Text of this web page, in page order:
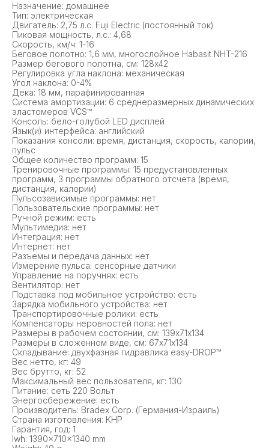
Назначение: домашнее
Тип: электрическая
Двигатель: 2,75 л.с. Fuji Electric (постоянный ток)
Пиковая мощность, л.с.: 4,68
Скорость, км/ч: 1-16
Беговое полотно: 1,6 мм, многослойное Habasit NНT-216
Размер бегового полотна, см: 128х42
Регулировка угла наклона: механическая
Угол наклона: 0-4%
Дека: 18 мм, парафинированная
Система амортизации: 6 среднеразмерных динамических
эластомеров VCS™
Консоль: бело-голубой LED дисплей
Язык(и) интерфейса: английский
Показания консоли: время, дистанция, скорость, калории,
пульс
Общее количество программ: 15
Тренировочные программы: 15 предустановленных
программ, 3 программы обратного отсчета (время,
дистанция, калории)
Пульсозависимые программы: нет
Пользовательские программы: нет
Ручной режим: есть
Мультимедиа: нет
Интеграция: нет
Интернет: нет
Разъемы и передача данных: нет
Измерение пульса: сенсорные датчики
Управление на поручнях: есть
Вентилятор: нет
Подставка под мобильное устройство: есть
Зарядка мобильного устройства: нет
Транспортировочные ролики: есть
Компенсаторы неровностей пола: нет
Размеры в рабочем состоянии, см: 139х71х134
Размеры в сложенном виде, см: 67х71х134
Складывание: двухфазная гидравлика easy-DROP™
Вес нетто, кг: 49
Вес брутто, кг: 52
Максимальный вес пользователя, кг: 130
Питание: сеть 220 Вольт
Энергосбережение: есть
Производитель: Bradex Corp. (Германия-Израиль)
Страна изготовления: КНР
Гарантия, год: 1
lwh: 1390x710x1340 mm